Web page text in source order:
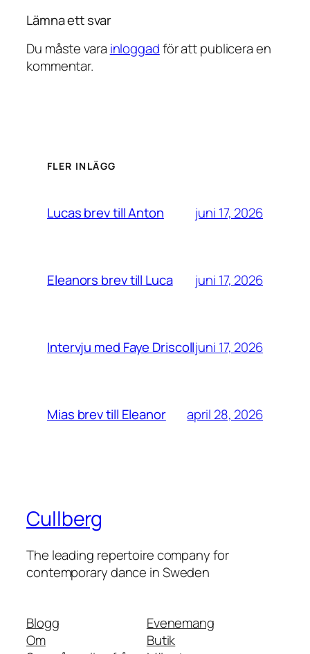
Lämna ett svar
Du måste vara inloggadför att publicera en
kommentar.
FLER INLÄGG
Lucas brev till Anton juni 17, 2026
Eleanors brev till Luca juni 17, 2026
Intervju med Faye Driscolljuni 17, 2026
Mias brev till Eleanor april 28, 2026
Cullberg
The leading repertoire company for
contemporary dance in Sweden
Blogg
Om
Evenemang
Butik